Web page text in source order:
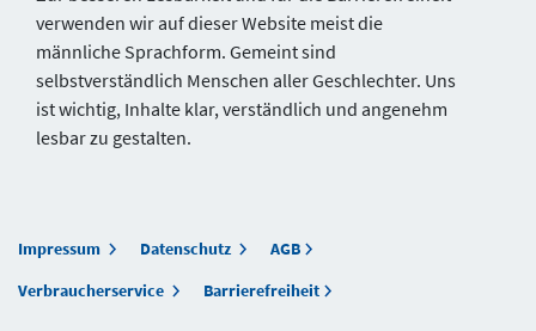
verwenden wir auf dieser Website meist die
männliche Sprachform. Gemeint sind
selbstverständlich Menschen aller Geschlechter. Uns
ist wichtig, Inhalte klar, verständlich und angenehm
lesbar zu gestalten.
Impressum Datenschutz
AGB
Verbraucherservice
Barrierefreiheit